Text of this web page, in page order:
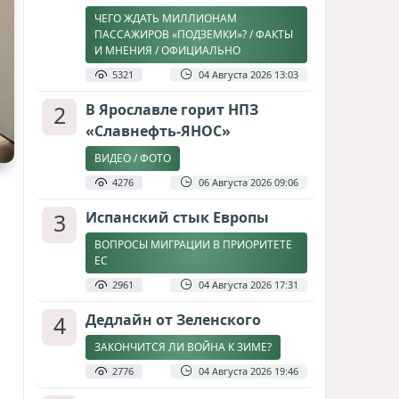
ЧЕГО ЖДАТЬ МИЛЛИОНАМ
ПАССАЖИРОВ «ПОДЗЕМКИ»? / ФАКТЫ
И МНЕНИЯ / ОФИЦИАЛЬНО
5321 04 Августа 2026 13:03
2
В Ярославле горит НПЗ
«Славнефть-ЯНОС»
ВИДЕО / ФОТО
4276 06 Августа 2026 09:06
3 Испанский стык Европы
ВОПРОСЫ МИГРАЦИИ В ПРИОРИТЕТЕ
ЕС
2961 04 Августа 2026 17:31
4 Дедлайн от Зеленского
ЗАКОНЧИТСЯ ЛИ ВОЙНА К ЗИМЕ?
2776 04 Августа 2026 19:46